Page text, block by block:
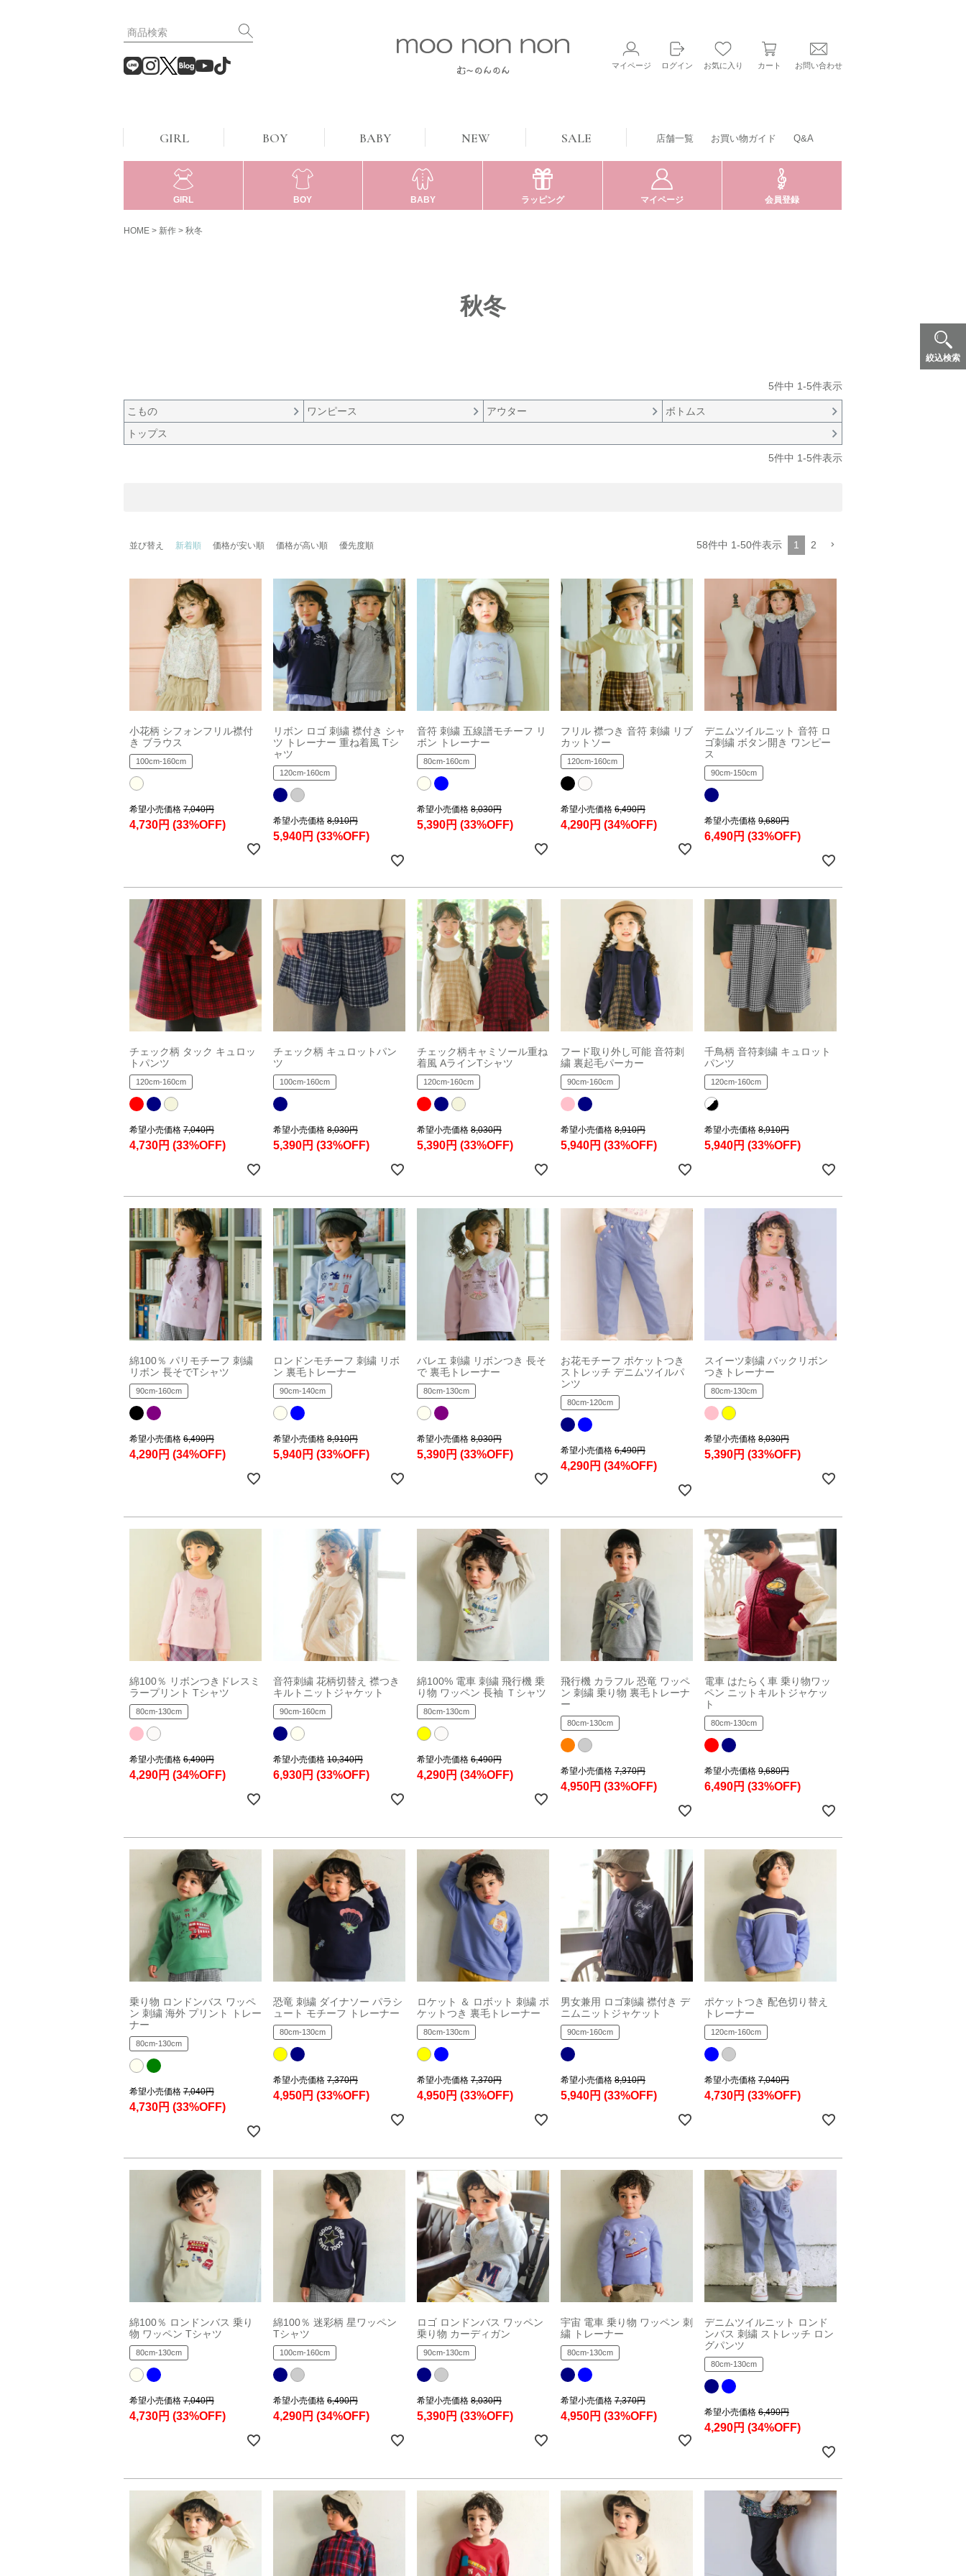
マイページ ログイン お気に入り カート お問い合わせ
GIRL BOY BABY NEW SALE 店舗一覧 お買い物ガイド Q&A
GIRL BOY BABY ラッピング マイページ 会員登録
絞込検索
HOME 新作 秋冬
秋冬
5件中 1-5件表示
こもの ワンピース アウター
ボトムス
トップス
5件中 1-5件表示
並び替え 新着順 価格が安い順 価格が高い順 優先度順 58件中 1-50件表示 1 2
小花柄 シフォンフリル襟付
き ブラウス
100cm-160cm
希望小売価格 7,040円
4,730円 (33%OFF)
リボン ロゴ 刺繍 襟付き シャ
ツ トレーナー 重ね着風 Tシ
ャツ
120cm-160cm
希望小売価格 8,910円
5,940円 (33%OFF)
音符 刺繍 五線譜モチーフ リ
ボン トレーナー
80cm-160cm
希望小売価格 8,030円
5,390円 (33%OFF)
フリル 襟つき 音符 刺繍 リブ
カットソー
120cm-160cm
希望小売価格 6,490円
4,290円 (34%OFF)
デニムツイルニット 音符 ロ
ゴ刺繍 ボタン開き ワンピー
ス
90cm-150cm
希望小売価格 9,680円
6,490円 (33%OFF)
チェック柄 タック キュロッ
トパンツ
120cm-160cm
希望小売価格 7,040円
4,730円 (33%OFF)
チェック柄 キュロットパン
ツ
100cm-160cm
希望小売価格 8,030円
5,390円 (33%OFF)
チェック柄キャミソール重ね
着風 AラインTシャツ
120cm-160cm
希望小売価格 8,030円
5,390円 (33%OFF)
フード取り外し可能 音符刺
繍 裏起毛パーカー
90cm-160cm
希望小売価格 8,910円
5,940円 (33%OFF)
千鳥柄 音符刺繍 キュロット
パンツ
120cm-160cm
希望小売価格 8,910円
5,940円 (33%OFF)
綿100％ パリモチーフ 刺繍
リボン 長そでTシャツ
90cm-160cm
希望小売価格 6,490円
4,290円 (34%OFF)
ロンドンモチーフ 刺繍 リボ
ン 裏毛トレーナー
90cm-140cm
希望小売価格 8,910円
5,940円 (33%OFF)
バレエ 刺繍 リボンつき 長そ
で 裏毛トレーナー
80cm-130cm
希望小売価格 8,030円
5,390円 (33%OFF)
お花モチーフ ポケットつき
ストレッチ デニムツイルパ
ンツ
80cm-120cm
希望小売価格 6,490円
4,290円 (34%OFF)
スイーツ刺繍 バックリボン
つきトレーナー
80cm-130cm
希望小売価格 8,030円
5,390円 (33%OFF)
綿100％ リボンつきドレスミ
ラープリント Tシャツ
80cm-130cm
希望小売価格 6,490円
4,290円 (34%OFF)
音符刺繍 花柄切替え 襟つき
キルトニットジャケット
90cm-160cm
希望小売価格 10,340円
6,930円 (33%OFF)
綿100% 電車 刺繍 飛行機 乗
り物 ワッペン 長袖 Ｔシャツ
80cm-130cm
希望小売価格 6,490円
4,290円 (34%OFF)
飛行機 カラフル 恐竜 ワッペ
ン 刺繍 乗り物 裏毛トレーナ
ー
80cm-130cm
希望小売価格 7,370円
4,950円 (33%OFF)
電車 はたらく車 乗り物ワッ
ペン ニットキルトジャケッ
ト
80cm-130cm
希望小売価格 9,680円
6,490円 (33%OFF)
乗り物 ロンドンバス ワッペ
ン 刺繍 海外 プリント トレー
ナー
80cm-130cm
希望小売価格 7,040円
4,730円 (33%OFF)
恐竜 刺繍 ダイナソー パラシ
ュート モチーフ トレーナー
80cm-130cm
希望小売価格 7,370円
4,950円 (33%OFF)
ロケット ＆ ロボット 刺繍 ポ
ケットつき 裏毛トレーナー
80cm-130cm
希望小売価格 7,370円
4,950円 (33%OFF)
男女兼用 ロゴ刺繍 襟付き デ
ニムニットジャケット
90cm-160cm
希望小売価格 8,910円
5,940円 (33%OFF)
ポケットつき 配色切り替え
トレーナー
120cm-160cm
希望小売価格 7,040円
4,730円 (33%OFF)
綿100％ ロンドンバス 乗り
物 ワッペン Tシャツ
80cm-130cm
希望小売価格 7,040円
4,730円 (33%OFF)
綿100％ 迷彩柄 星ワッペン
Tシャツ
100cm-160cm
希望小売価格 6,490円
4,290円 (34%OFF)
ロゴ ロンドンバス ワッペン
乗り物 カーディガン
90cm-130cm
希望小売価格 8,030円
5,390円 (33%OFF)
宇宙 電車 乗り物 ワッペン 刺
繍 トレーナー
80cm-130cm
希望小売価格 7,370円
4,950円 (33%OFF)
デニムツイルニット ロンド
ンバス 刺繍 ストレッチ ロン
グパンツ
80cm-130cm
希望小売価格 6,490円
4,290円 (34%OFF)